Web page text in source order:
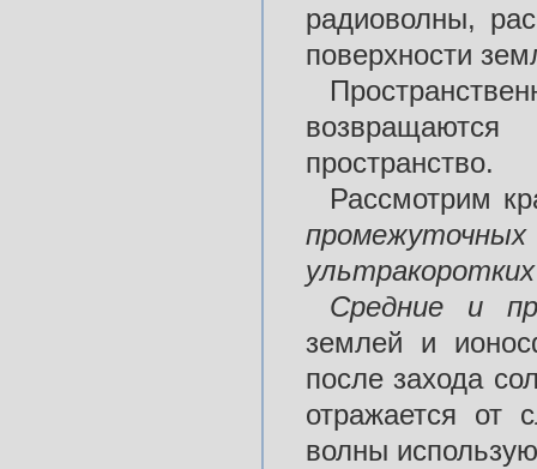
радиоволны,
поверхности
пространство.
Рассмотрим
Средние и
землей и
после захода
отражается от
волны